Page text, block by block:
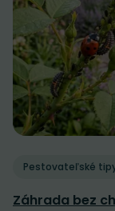
Pestovateľské
Záhrada bez